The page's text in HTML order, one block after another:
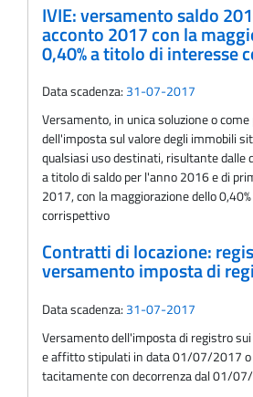
IVIE: versamento saldo
acconto 2017 con la
0,40% a titolo di interesse
Data scadenza: 31-07-2017
Versamento, in unica soluzione o
dell'imposta sul valore degli immobili
qualsiasi uso destinati, risultante dalle
a titolo di saldo per l'anno 2016 e di
2017, con la maggiorazione dello
corrispettivo
Contratti di locazione:
versamento imposta di
Data scadenza: 31-07-2017
Versamento dell'imposta di registro
e affitto stipulati in data 01/07/2017
tacitamente con decorrenza dal 01/